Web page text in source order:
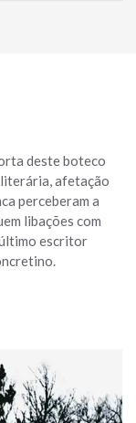
deste boteco
afetação
perceberam a
libações com
escritor